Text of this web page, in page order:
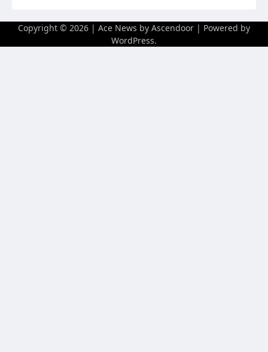
Copyright © 2026 | Ace News by Ascendoor | Powered by
WordPress.